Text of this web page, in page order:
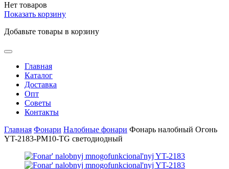
Нет товаров
Показать корзину
Добавьте товары в корзину
Главная
Каталог
Доставка
Опт
Советы
Контакты
Главная Фонари Налобные фонари Фонарь налобный Огонь
YT-2183-PM10-TG светодиодный